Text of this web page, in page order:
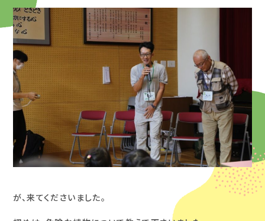
が、来てくださいました。